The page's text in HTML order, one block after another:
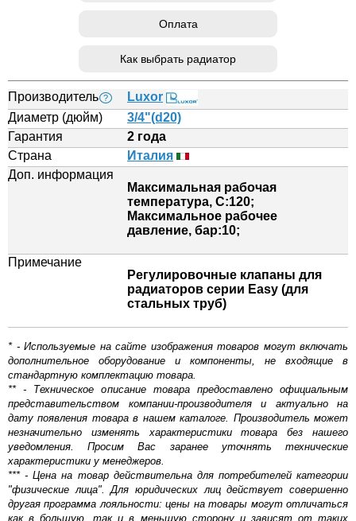
Оплата
Как выбрать радиатор
Производитель ?
Luxor
Диаметр (дюйм)
3/4"(d20)
Гарантия
2 года
Страна
Италия
Доп. информация
Максимальная рабочая
температура, С:120;
Максимальное рабочее
давление, бар:10;
Примечание
Регулировочные клапаны для
радиаторов серии Easy (для
стальных труб)
* - Используемые на сайте изображения товаров могут включать
дополнительное оборудование и компоненты, не входящие в
стандартную комплектацию товара.
** - Техническое описание товара предоставлено официальным
представительством компании-производителя и актуально на
дату появления товара в нашем каталоге. Производитель может
незначительно изменять характеристики товара без нашего
уведомления. Просим Вас заранее уточнять технические
характеристики у менеджеров.
*** - Цена на товар действительна для потребителей категории
"физические лица". Для юридических лиц действует совершенно
другая программа лояльности: цены на товары могут отличаться
как в большую, так и в меньшую сторону и зависят от таких